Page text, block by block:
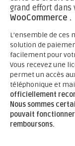
grand effort dans
WooCommerce .
L’ensemble de ces
solution de
facilement pour
Vous recevez une
permet un accès
téléphonique et
officiellement
Nous sommes
pouvait
remboursons.